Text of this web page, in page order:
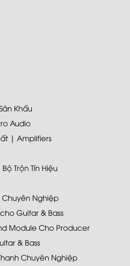
Khấu
Audio
| Amplifiers
Trộn Tín Hiệu
Chuyên Nghiệp
Guitar & Bass
Module Cho Producer
& Bass
Chuyên Nghiệp